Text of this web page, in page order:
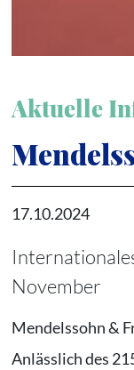
Aktuelle
17.10.2024
November
Mendelssohn &
Anlässlich des